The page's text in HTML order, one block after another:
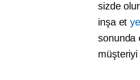
sizde
inşa et
sonunda
müşteriyi